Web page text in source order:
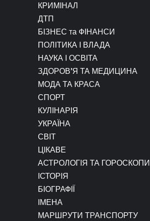
КРИМІНАЛ
ДТП
БІЗНЕС та ФІНАНСИ
ПОЛІТИКА І ВЛАДА
НАУКА І ОСВІТА
ЗДОРОВ’Я ТА МЕДИЦИНА
МОДА ТА КРАСА
СПОРТ
КУЛІНАРІЯ
УКРАЇНА
СВІТ
ЦІКАВЕ
АСТРОЛОГІЯ ТА ГОРОСКОПИ
ІСТОРІЯ
БІОГРАФІЇ
ІМЕНА
МАРШРУТИ ТРАНСПОРТУ